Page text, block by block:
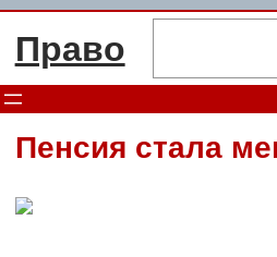
Перейти
Право
Пенсия стала